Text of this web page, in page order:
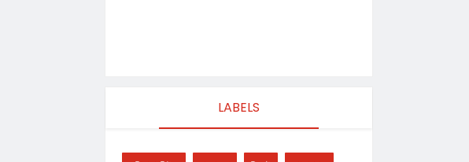
LABELS